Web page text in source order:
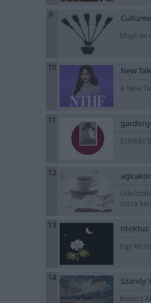
9
Majd mi
10 New
A New
11
Színház
12
sorra
13 titoktuz
Egy kis
14
Kovács